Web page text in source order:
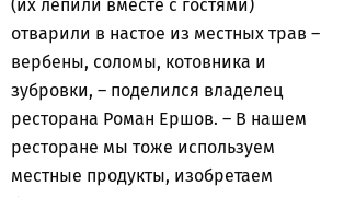
(их лепили вместе с гостями)
отварили в настое из местных трав –
вербены, соломы, котовника и
зубровки, – поделился владелец
ресторана Роман Ершов. – В нашем
ресторане мы тоже используем
местные продукты, изобретаем